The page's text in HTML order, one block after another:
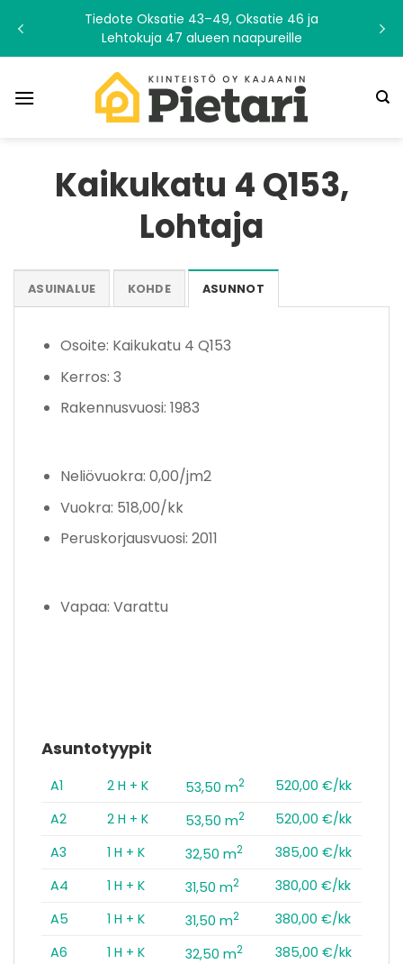
content
Tiedote Oksatie 43–49, Oksatie 46 ja
Lehtokuja 47 alueen naapureille
Kaikukatu 4 Q153,
Lohtaja
ASUINALUE KOHDE ASUNNOT
Asuntotyypit
A1 2 H + K 53,50 m2
520,00 €/kk
A2
2 H + K 53,50 m2
520,00 €/kk
A3
1 H + K 32,50 m2
385,00 €/kk
A4
1 H + K 31,50 m2
380,00 €/kk
A5
1 H + K 31,50 m2
380,00 €/kk
A6
1 H + K 32,50 m2
385,00 €/kk
Osoite: Kaikukatu 4 Q153
Kerros: 3
Rakennusvuosi: 1983
Neliövuokra: 0,00/jm2
Vuokra: 518,00/kk
Peruskorjausvuosi: 2011
Vapaa: Varattu